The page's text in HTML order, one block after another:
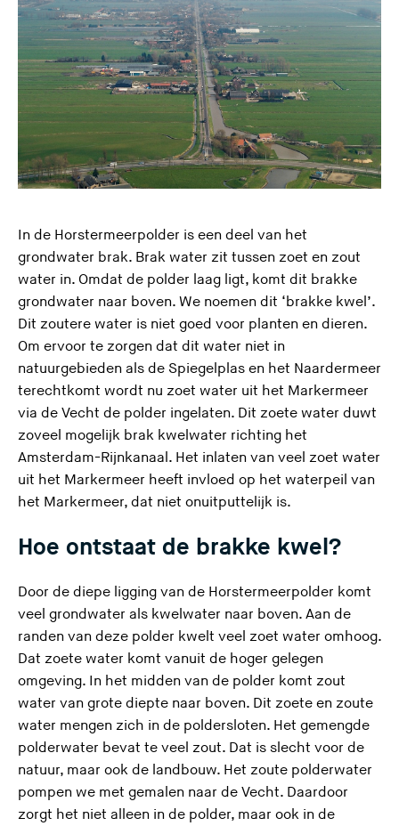
In de Horstermeerpolder is een deel van het
grondwater brak. Brak water zit tussen zoet en zout
water in. Omdat de polder laag ligt, komt dit brakke
grondwater naar boven. We noemen dit ‘brakke kwel’.
Dit zoutere water is niet goed voor planten en dieren.
Om ervoor te zorgen dat dit water niet in
natuurgebieden als de Spiegelplas en het Naardermeer
terechtkomt wordt nu zoet water uit het Markermeer
via de Vecht de polder ingelaten. Dit zoete water duwt
zoveel mogelijk brak kwelwater richting het
Amsterdam-Rijnkanaal. Het inlaten van veel zoet water
uit het Markermeer heeft invloed op het waterpeil van
het Markermeer, dat niet onuitputtelijk is.
Hoe ontstaat de brakke kwel?
Door de diepe ligging van de Horstermeerpolder komt
veel grondwater als kwelwater naar boven. Aan de
randen van deze polder kwelt veel zoet water omhoog.
Dat zoete water komt vanuit de hoger gelegen
omgeving. In het midden van de polder komt zout
water van grote diepte naar boven. Dit zoete en zoute
water mengen zich in de poldersloten. Het gemengde
polderwater bevat te veel zout. Dat is slecht voor de
natuur, maar ook de landbouw. Het zoute polderwater
pompen we met gemalen naar de Vecht. Daardoor
zorgt het niet alleen in de polder, maar ook in de